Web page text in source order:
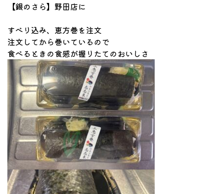
【銀のさら】野田店に
すべり込み、恵方巻を注文
注文してから巻いているので
食べるときの食感が握りたてのおいしさ